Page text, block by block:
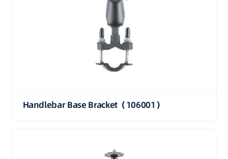
Handlebar Base Bracket（106001）